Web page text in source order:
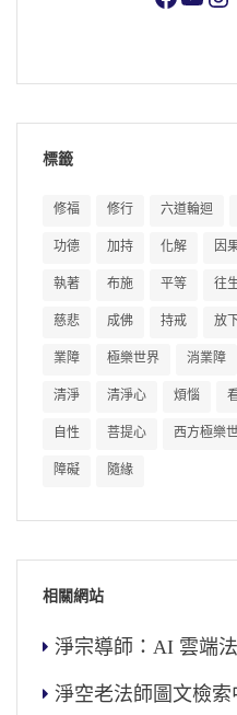
標籤
修福 修行 六道輪迴
功德 加持 化解 因
執著 布施 平等 往
慈悲 成佛 持戒 放
業障 極樂世界 消業障
清淨 清淨心 煩惱
自性 菩提心 西方極樂
障礙 隨緣
相關網站
淨宗導師：AI 雲端
淨空老法師圖文檢索